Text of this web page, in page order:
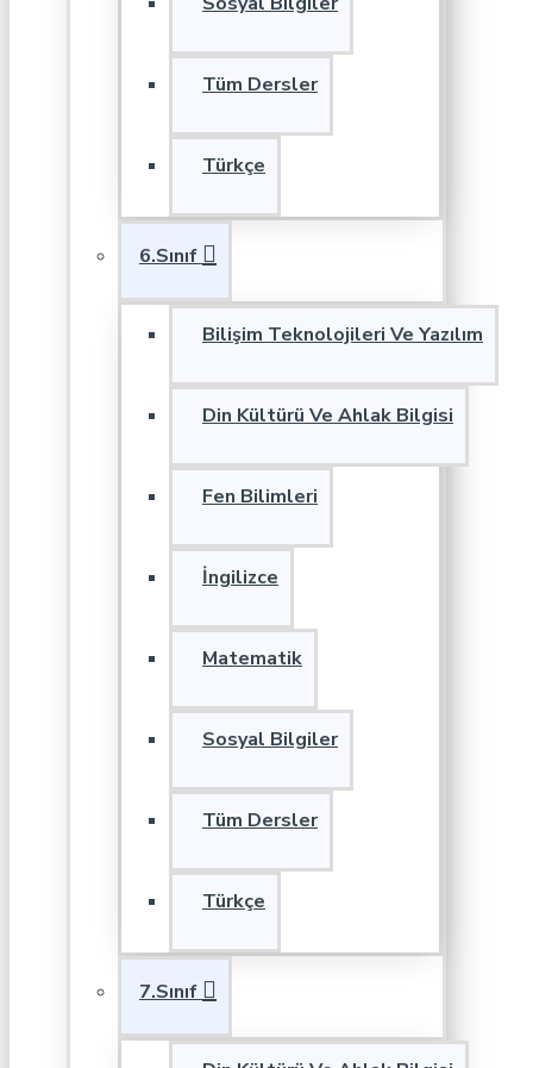
Tüm Dersler
Türkçe
6.Sınıf
Bilişim Teknolojileri Ve Yazılım
Din Kültürü Ve Ahlak Bilgisi
Fen Bilimleri
İngilizce
Matematik
Sosyal Bilgiler
Tüm Dersler
Türkçe
7.Sınıf